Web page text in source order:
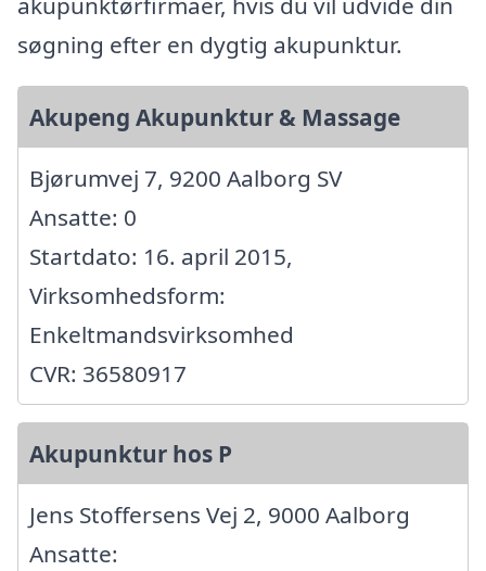
søgning efter en dygtig akupunktur.
Akupeng Akupunktur & Massage
Bjørumvej 7, 9200 Aalborg SV
Ansatte: 0
Startdato: 16. april 2015,
Virksomhedsform:
Enkeltmandsvirksomhed
CVR: 36580917
Akupunktur hos P
Jens Stoffersens Vej 2, 9000 Aalborg
Ansatte: